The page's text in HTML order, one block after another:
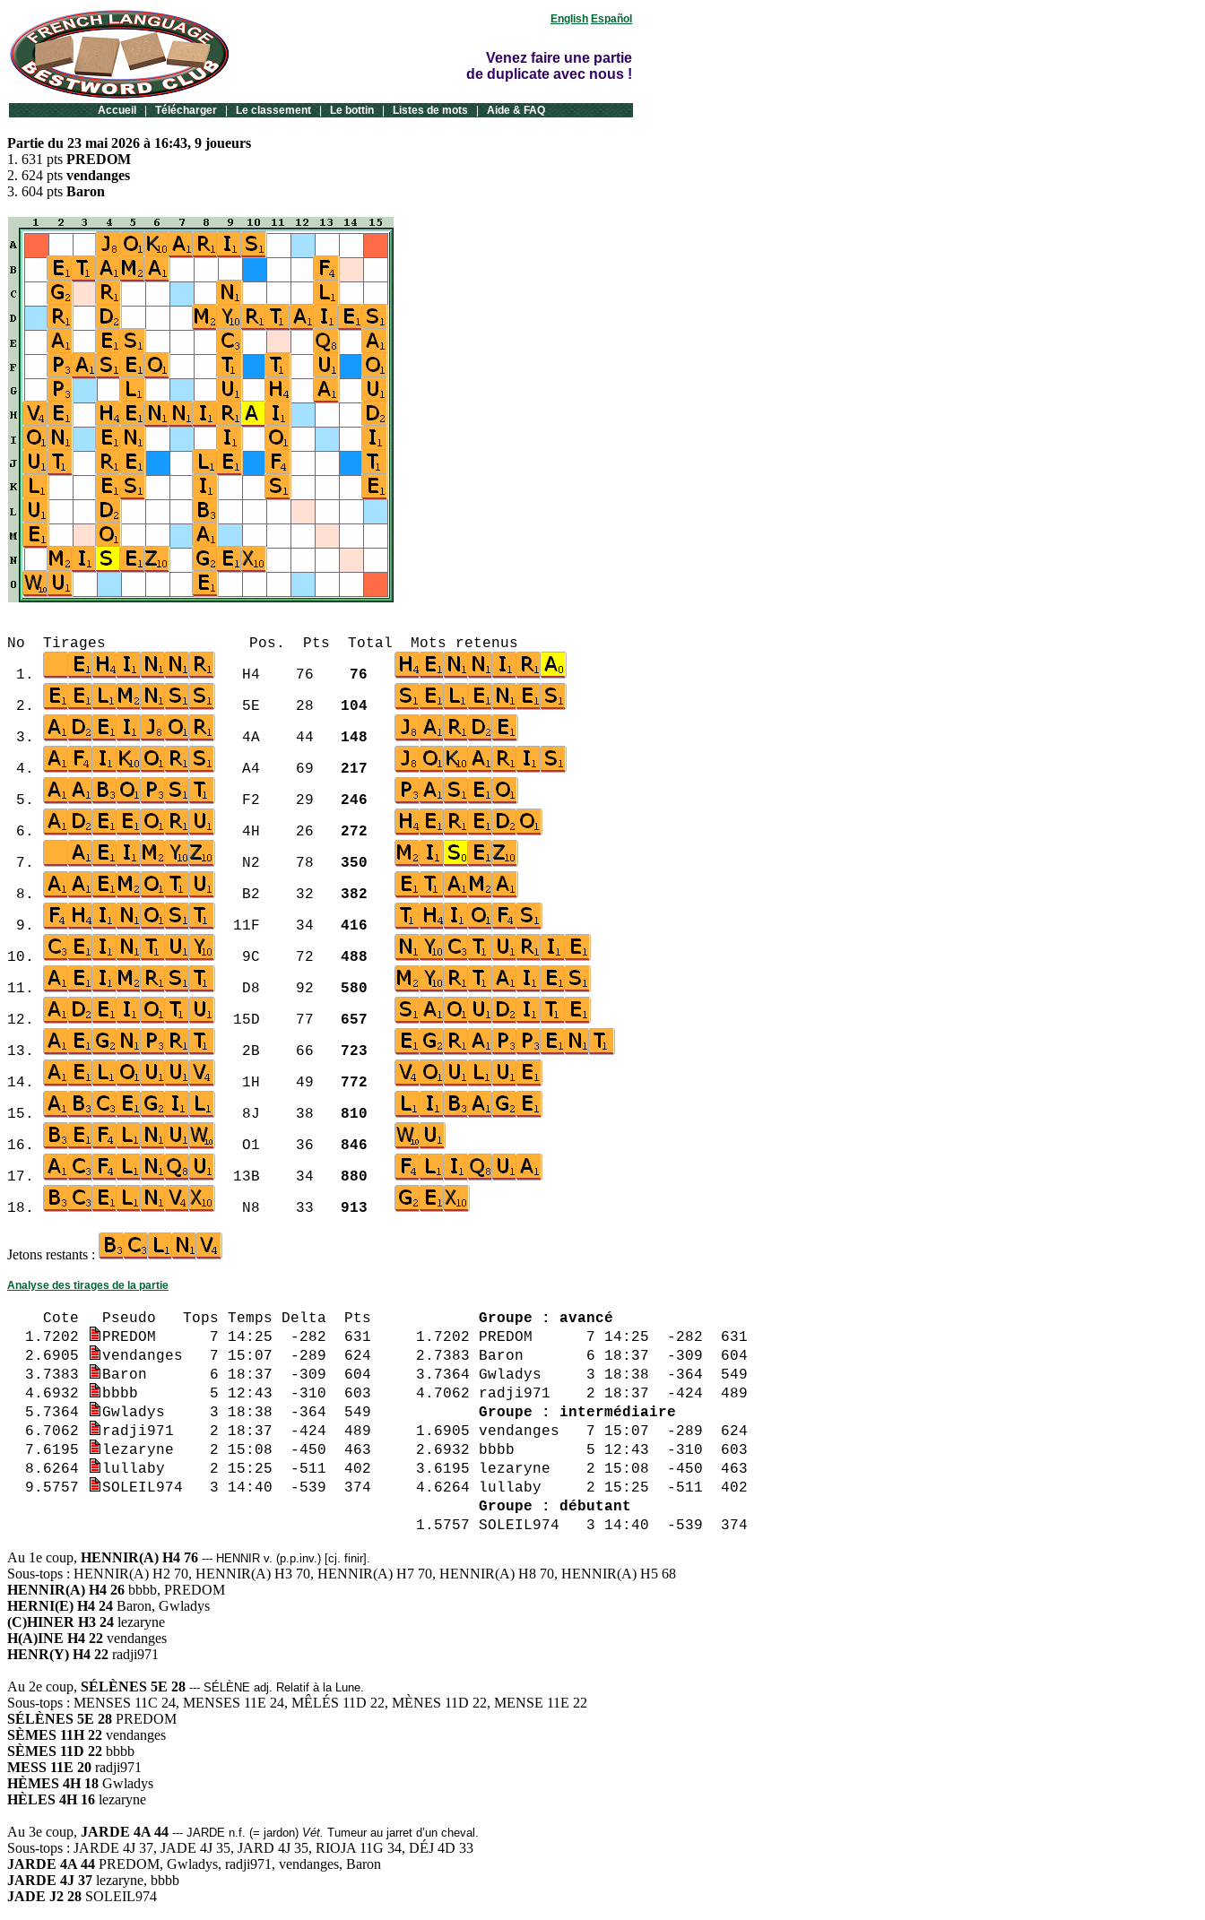
English Español
Venez faire une partie
de duplicate avec nous !
Accueil | Télécharger | Le classement | Le bottin | Listes de mots | Aide & FAQ
Partie du 23 mai 2026 à 16:43, 9 joueurs
1. 631 pts PREDOM
2. 624 pts vendanges
3. 604 pts Baron
No Tirages Pos. Pts Total Mots retenus
1.
H4 76 76
2.
5E 28 104
3.
4A 44 148
4.
A4 69 217
5.
F2 29 246
6.
4H 26 272
7.
N2 78 350
8.
B2 32 382
9.
11F 34 416
10.
9C 72 488
11.
D8 92 580
12.
15D 77 657
13.
2B 66 723
14.
1H 49 772
15.
8J 38 810
16.
O1 36 846
17.
13B 34 880
18.
N8 33 913
Jetons restants :
Analyse des tirages de la partie
Cote Pseudo Tops Temps Delta Pts Groupe : avancé
1.7202
PREDOM 7 14:25 -282 631 1.7202 PREDOM 7 14:25 -282 631
2.6905
vendanges 7 15:07 -289 624 2.7383 Baron 6 18:37 -309 604
3.7383
Baron 6 18:37 -309 604 3.7364 Gwladys 3 18:38 -364 549
4.6932
bbbb 5 12:43 -310 603 4.7062 radji971 2 18:37 -424 489
5.7364
Gwladys 3 18:38 -364 549 Groupe : intermédiaire
6.7062
radji971 2 18:37 -424 489 1.6905 vendanges 7 15:07 -289 624
7.6195
lezaryne 2 15:08 -450 463 2.6932 bbbb 5 12:43 -310 603
8.6264
lullaby 2 15:25 -511 402 3.6195 lezaryne 2 15:08 -450 463
9.5757
SOLEIL974 3 14:40 -539 374 4.6264 lullaby 2 15:25 -511 402
Groupe : débutant
1.5757 SOLEIL974 3 14:40 -539 374
Au 1e coup, HENNIR(A) H4 76 --- HENNIR v. (p.p.inv.) [cj. finir].
Sous-tops : HENNIR(A) H2 70, HENNIR(A) H3 70, HENNIR(A) H7 70, HENNIR(A) H8 70, HENNIR(A) H5 68
HENNIR(A) H4 26 bbbb, PREDOM
HERNI(E) H4 24 Baron, Gwladys
(C)HINER H3 24 lezaryne
H(A)INE H4 22 vendanges
HENR(Y) H4 22 radji971
Au 2e coup, SÉLÈNES 5E 28 --- SÉLÈNE adj. Relatif à la Lune.
Sous-tops : MENSES 11C 24, MENSES 11E 24, MÊLÉS 11D 22, MÈNES 11D 22, MENSE 11E 22
SÉLÈNES 5E 28 PREDOM
SÈMES 11H 22 vendanges
SÈMES 11D 22 bbbb
MESS 11E 20 radji971
HÈMES 4H 18 Gwladys
HÈLES 4H 16 lezaryne
Au 3e coup, JARDE 4A 44 --- JARDE n.f. (= jardon) Vét. Tumeur au jarret d’un cheval.
Sous-tops : JARDE 4J 37, JADE 4J 35, JARD 4J 35, RIOJA 11G 34, DÉJ 4D 33
JARDE 4A 44 PREDOM, Gwladys, radji971, vendanges, Baron
JARDE 4J 37 lezaryne, bbbb
JADE J2 28 SOLEIL974